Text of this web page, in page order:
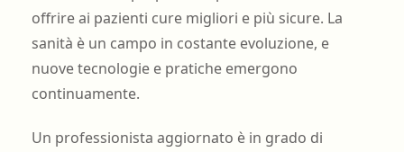
offrire ai pazienti cure migliori e più sicure. La
sanità è un campo in costante evoluzione, e
nuove tecnologie e pratiche emergono
continuamente.
Un professionista aggiornato è in grado di